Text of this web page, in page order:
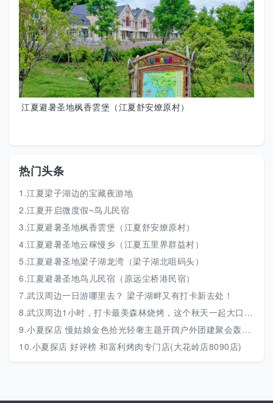
江夏避暑圣地枫香雲堡（江夏舒安燎原村）
热门头条
1.江夏梁子湖边的宝藏夜游地
2.江夏开启微度假~鸟儿民宿
3.江夏避暑圣地枫香雲堡（江夏舒安燎原村）
4.江夏避暑圣地云稼慢乡（江夏五里界群益村）
5.江夏避暑圣地梁子湖龙湾（梁子湖北咀码头）
6.江夏避暑圣地鸟儿民宿（原远尘桥港民宿）
7.武汉周边一日游哪里去？ 梁子湖畔又有打卡新去处！
8.武汉周边1小时，打卡最美森林烧烤，这个秋天一起大口吃肉~20余种食材饮料不限量，还
9.小夏探店 慢姑娘金色拾光轻奢主题开阔户外团建聚会轰趴馆(江夏玉龙岛店)
10.小夏探店 好评榜 和富利烤肉专门店(大花岭店8090店)